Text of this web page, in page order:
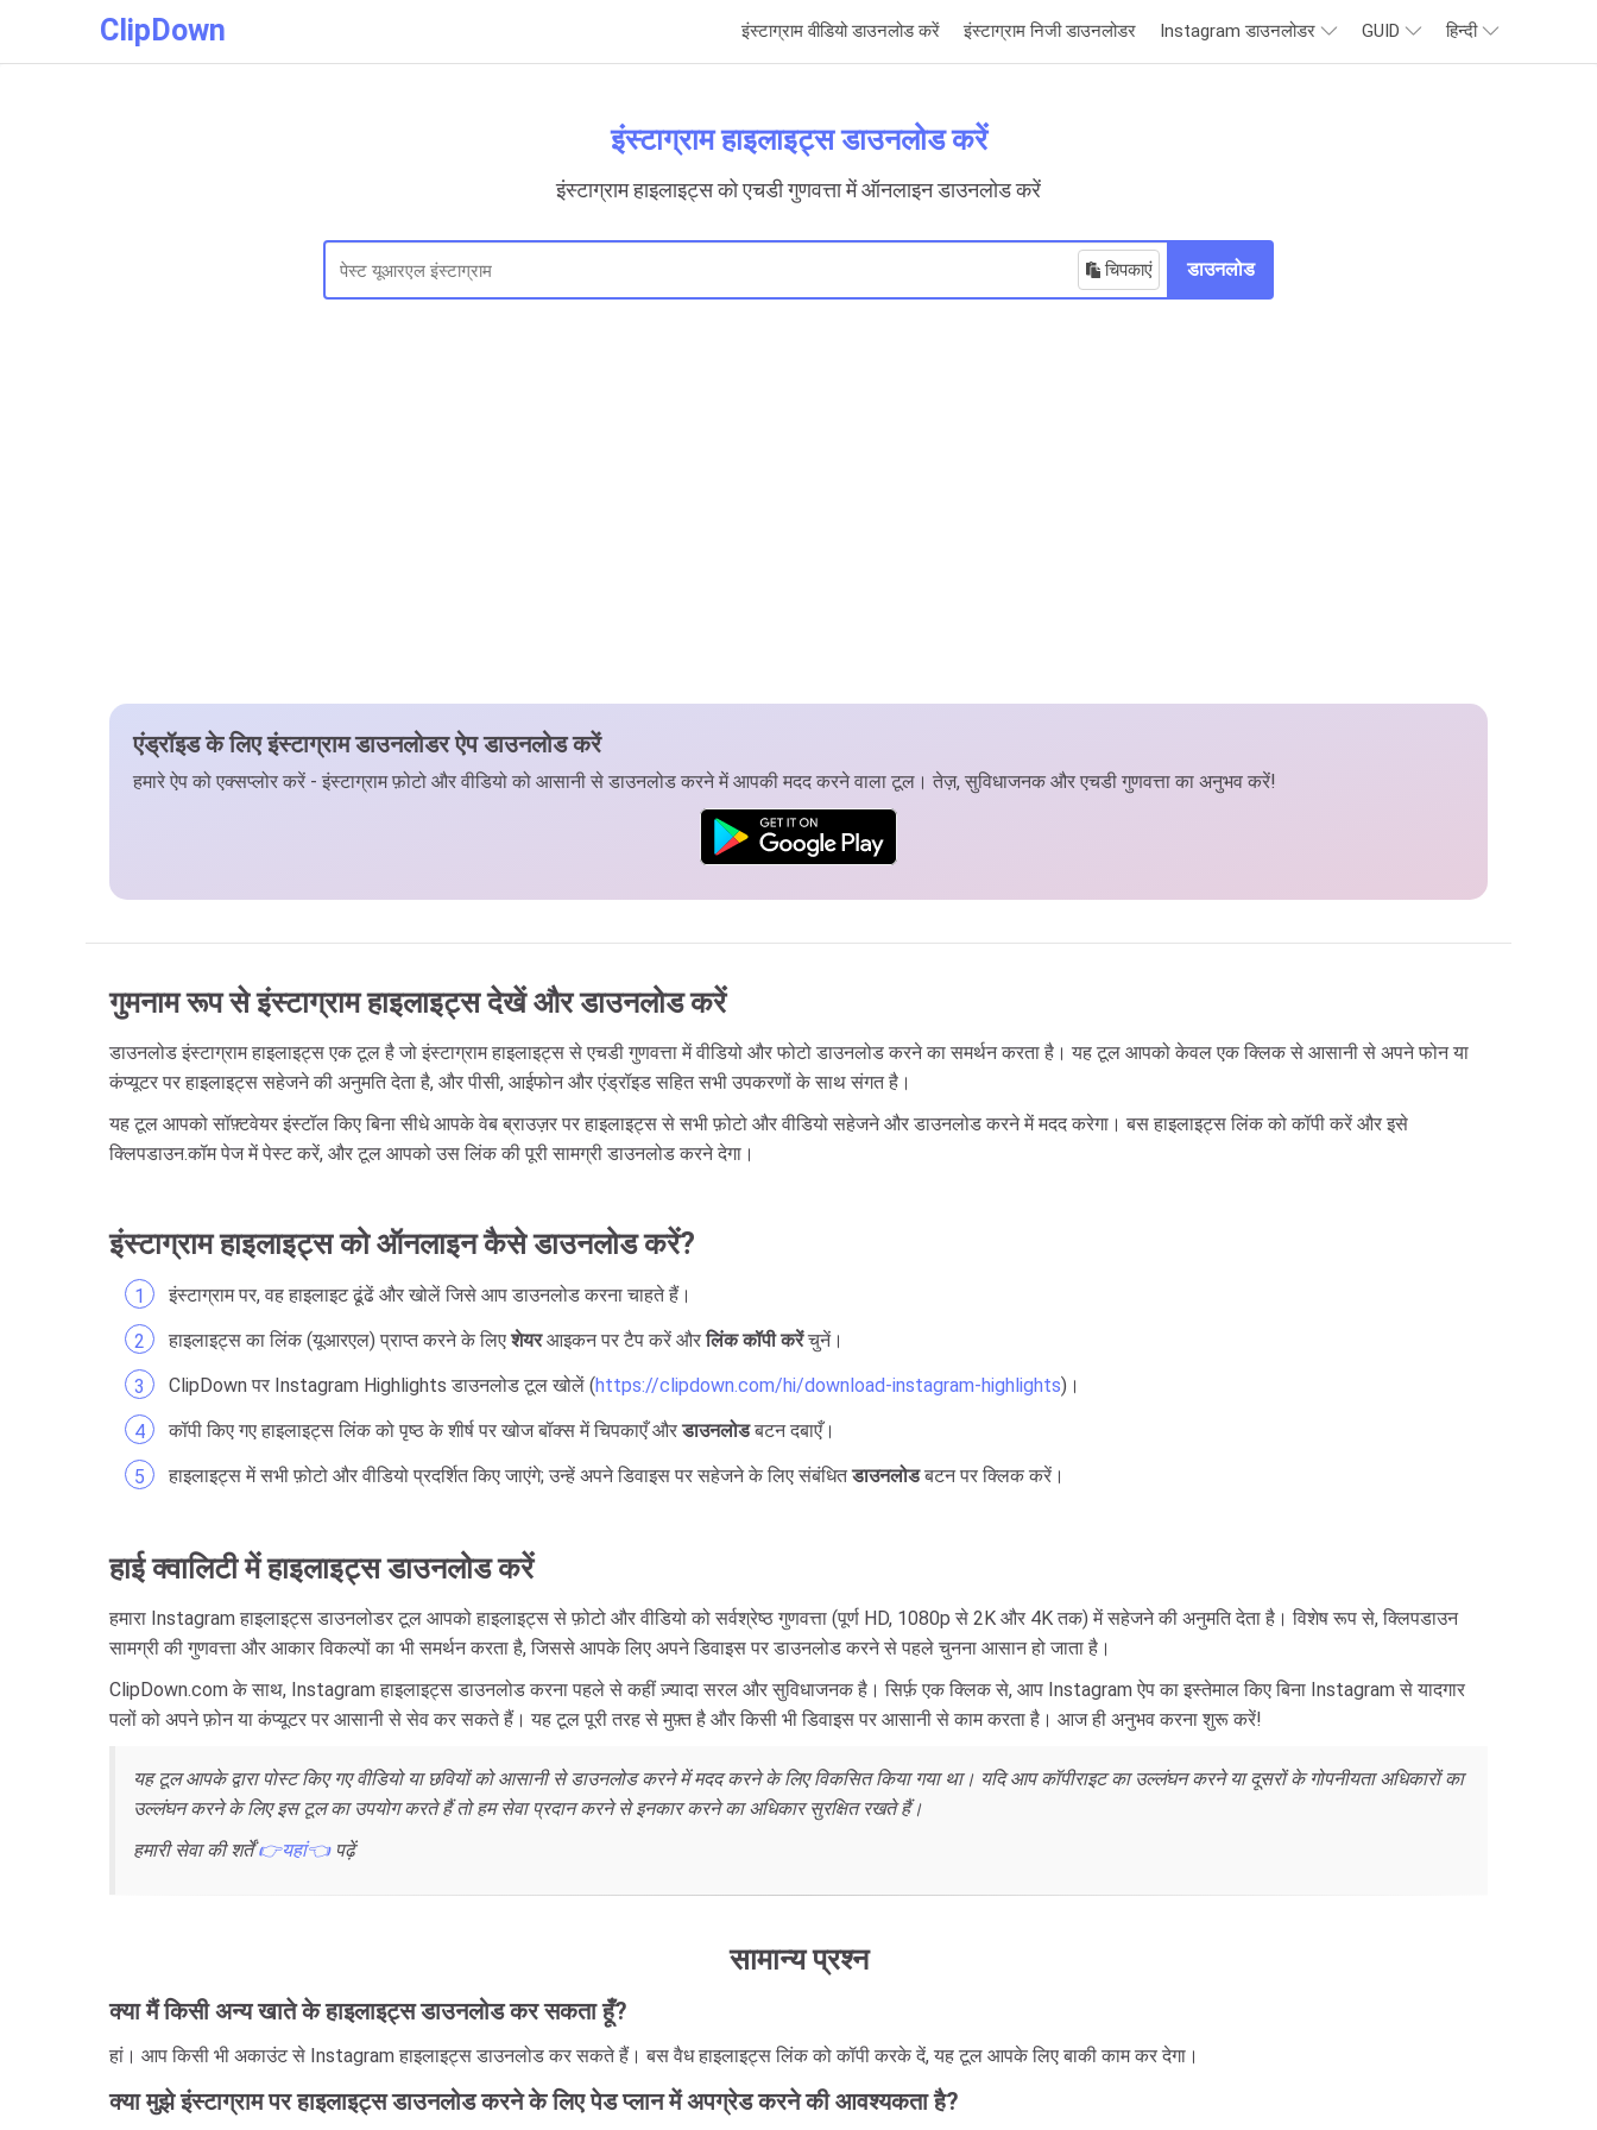
ClipDown इंस्टाग्राम वीडियो डाउनलोड करें इंस्टाग्राम निजी डाउनलोडर Instagram डाउनलोडर GUID हिन्दी
इंस्टाग्राम हाइलाइट्स डाउनलोड करें
इंस्टाग्राम हाइलाइट्स को एचडी गुणवत्ता में ऑनलाइन डाउनलोड करें
चिपकाएं डाउनलोड
एंड्रॉइड के लिए इंस्टाग्राम डाउनलोडर ऐप डाउनलोड करें
हमारे ऐप को एक्सप्लोर करें - इंस्टाग्राम फ़ोटो और वीडियो को आसानी से डाउनलोड करने में आपकी मदद करने वाला टूल। तेज़, सुविधाजनक और एचडी गुणवत्ता का अनुभव करें!
गुमनाम रूप से इंस्टाग्राम हाइलाइट्स देखें और डाउनलोड करें
डाउनलोड इंस्टाग्राम हाइलाइट्स एक टूल है जो इंस्टाग्राम हाइलाइट्स से एचडी गुणवत्ता में वीडियो और फोटो डाउनलोड करने का समर्थन करता है। यह टूल आपको केवल एक क्लिक से आसानी से अपने फोन या
कंप्यूटर पर हाइलाइट्स सहेजने की अनुमति देता है, और पीसी, आईफोन और एंड्रॉइड सहित सभी उपकरणों के साथ संगत है।
यह टूल आपको सॉफ़्टवेयर इंस्टॉल किए बिना सीधे आपके वेब ब्राउज़र पर हाइलाइट्स से सभी फ़ोटो और वीडियो सहेजने और डाउनलोड करने में मदद करेगा। बस हाइलाइट्स लिंक को कॉपी करें और इसे
क्लिपडाउन.कॉम पेज में पेस्ट करें, और टूल आपको उस लिंक की पूरी सामग्री डाउनलोड करने देगा।
इंस्टाग्राम हाइलाइट्स को ऑनलाइन कैसे डाउनलोड करें?
इंस्टाग्राम पर, वह हाइलाइट ढूंढें और खोलें जिसे आप डाउनलोड करना चाहते हैं।
हाइलाइट्स का लिंक (यूआरएल) प्राप्त करने के लिएशेयरआइकन पर टैप करें औरलिंक कॉपी करेंचुनें।
ClipDown पर Instagram Highlights डाउनलोड टूल खोलें (https://clipdown.com/hi/download-instagram-highlights)।
कॉपी किए गए हाइलाइट्स लिंक को पृष्ठ के शीर्ष पर खोज बॉक्स में चिपकाएँ औरडाउनलोडबटन दबाएँ।
हाइलाइट्स में सभी फ़ोटो और वीडियो प्रदर्शित किए जाएंगे; उन्हें अपने डिवाइस पर सहेजने के लिए संबंधितडाउनलोडबटन पर क्लिक करें।
हाई क्वालिटी में हाइलाइट्स डाउनलोड करें
हमारा Instagram हाइलाइट्स डाउनलोडर टूल आपको हाइलाइट्स से फ़ोटो और वीडियो को सर्वश्रेष्ठ गुणवत्ता (पूर्ण HD, 1080p से 2K और 4K तक) में सहेजने की अनुमति देता है। विशेष रूप से, क्लिपडाउन
सामग्री की गुणवत्ता और आकार विकल्पों का भी समर्थन करता है, जिससे आपके लिए अपने डिवाइस पर डाउनलोड करने से पहले चुनना आसान हो जाता है।
ClipDown.com के साथ, Instagram हाइलाइट्स डाउनलोड करना पहले से कहीं ज़्यादा सरल और सुविधाजनक है। सिर्फ़ एक क्लिक से, आप Instagram ऐप का इस्तेमाल किए बिना Instagram से यादगार
पलों को अपने फ़ोन या कंप्यूटर पर आसानी से सेव कर सकते हैं। यह टूल पूरी तरह से मुफ़्त है और किसी भी डिवाइस पर आसानी से काम करता है। आज ही अनुभव करना शुरू करें!
यह टूल आपके द्वारा पोस्ट किए गए वीडियो या छवियों को आसानी से डाउनलोड करने में मदद करने के लिए विकसित किया गया था। यदि आप कॉपीराइट का उल्लंघन करने या दूसरों के गोपनीयता अधिकारों का
उल्लंघन करने के लिए इस टूल का उपयोग करते हैं तो हम सेवा प्रदान करने से इनकार करने का अधिकार सुरक्षित रखते हैं।
हमारी सेवा की शर्तें👉यहां👈पढ़ें
सामान्य प्रश्न
क्या मैं किसी अन्य खाते के हाइलाइट्स डाउनलोड कर सकता हूँ?
हां। आप किसी भी अकाउंट से Instagram हाइलाइट्स डाउनलोड कर सकते हैं। बस वैध हाइलाइट्स लिंक को कॉपी करके दें, यह टूल आपके लिए बाकी काम कर देगा।
क्या मुझे इंस्टाग्राम पर हाइलाइट्स डाउनलोड करने के लिए पेड प्लान में अपग्रेड करने की आवश्यकता है?